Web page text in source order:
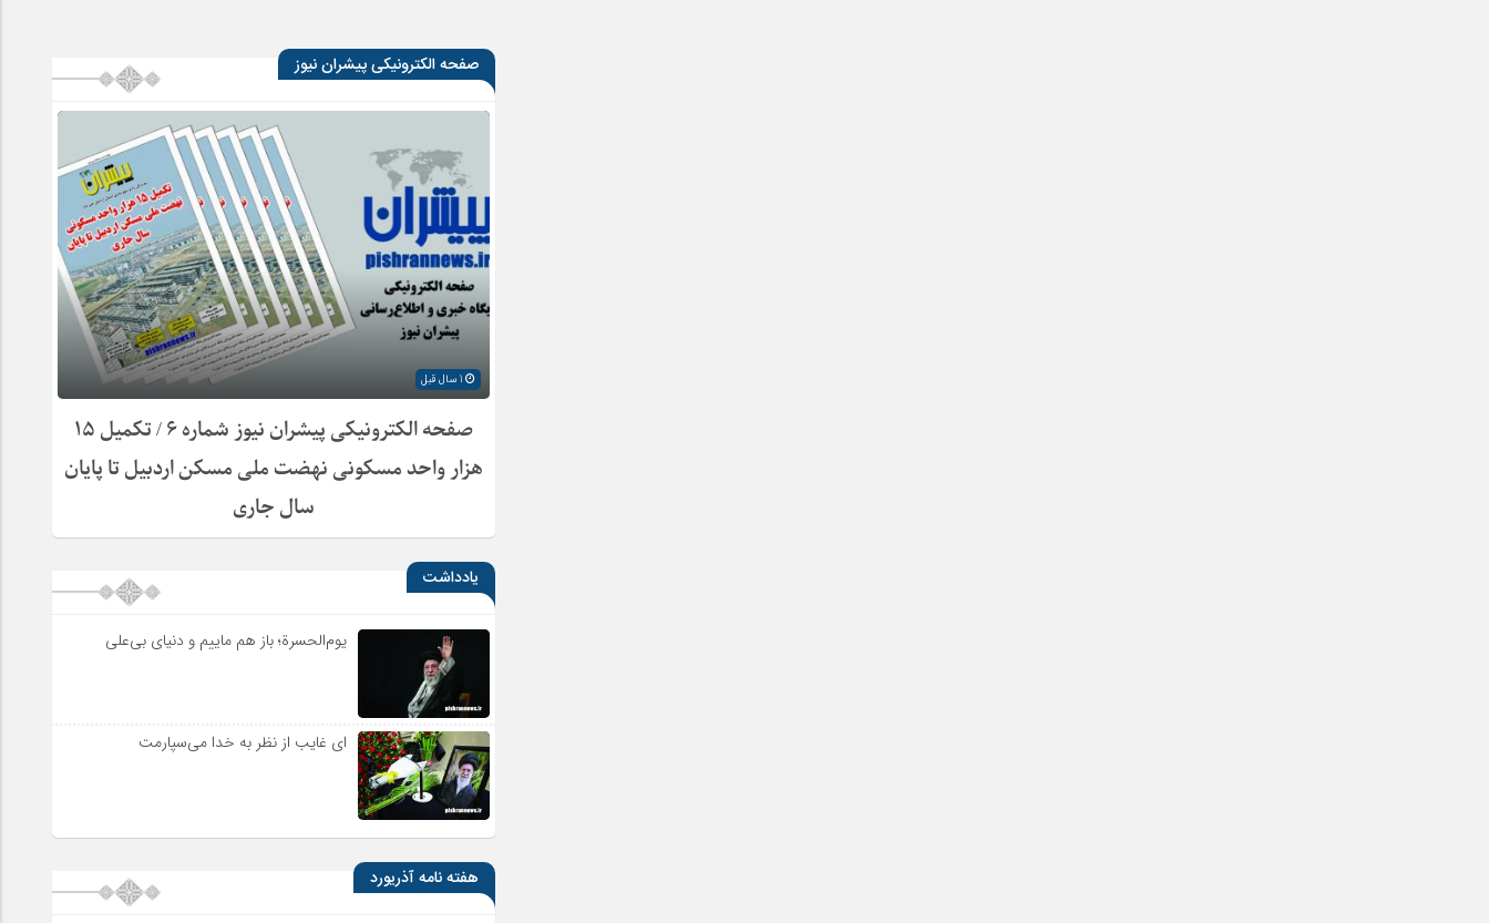
صفحه الکترونیکی پیشران نیوز
صفحه الکترونیکی پیشران نیوز شماره ۶ / تکمیل ۱۵
هزار واحد مسکونی نهضت ملی مسکن اردبیل تا پایان
سال جاری
یادداشت
یوم‌الحسرة؛ باز هم ماییم و دنیای بی‌علی
ای غایب از نظر به خدا می‌سپارمت
هفته نامه آذریورد